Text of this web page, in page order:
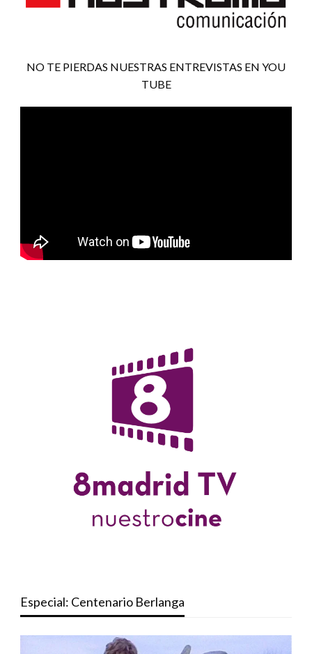
NO TE PIERDAS NUESTRAS ENTREVISTAS EN YOU
TUBE
Especial: Centenario Berlanga